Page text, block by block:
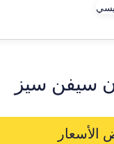
سيفن سيز
الأسعار